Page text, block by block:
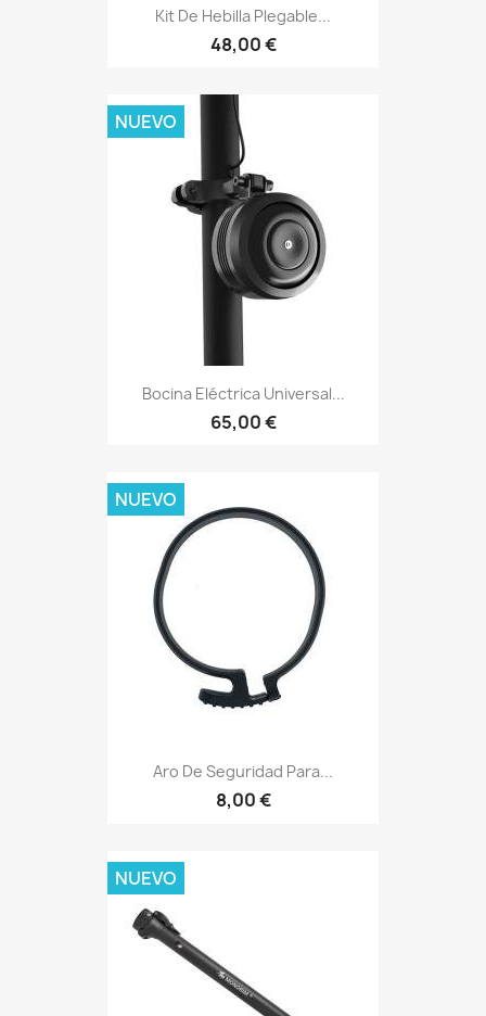
Kit De Hebilla Plegable...
48,00 €
Bocina Eléctrica Universal...
65,00 €
NUEVO
Aro De Seguridad Para...
8,00 €
NUEVO
NUEVO